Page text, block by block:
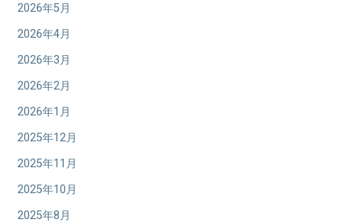
2026年5月
2026年4月
2026年3月
2026年2月
2026年1月
2025年12月
2025年11月
2025年10月
2025年8月